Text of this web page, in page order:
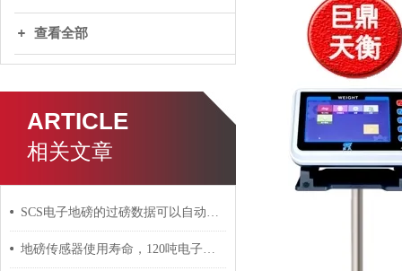
查看全部
ARTICLE
相关文章
SCS电子地磅的过磅数据可以自动存储下来吗？
地磅传感器使用寿命，120吨电子汽车磅传感器多少钱？